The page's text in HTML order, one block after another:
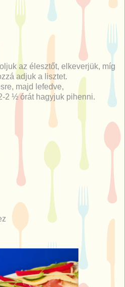
az élesztőt, elkeverjük, míg
adjuk a lisztet.
majd lefedve,
2 ½ órát hagyjuk pihenni.